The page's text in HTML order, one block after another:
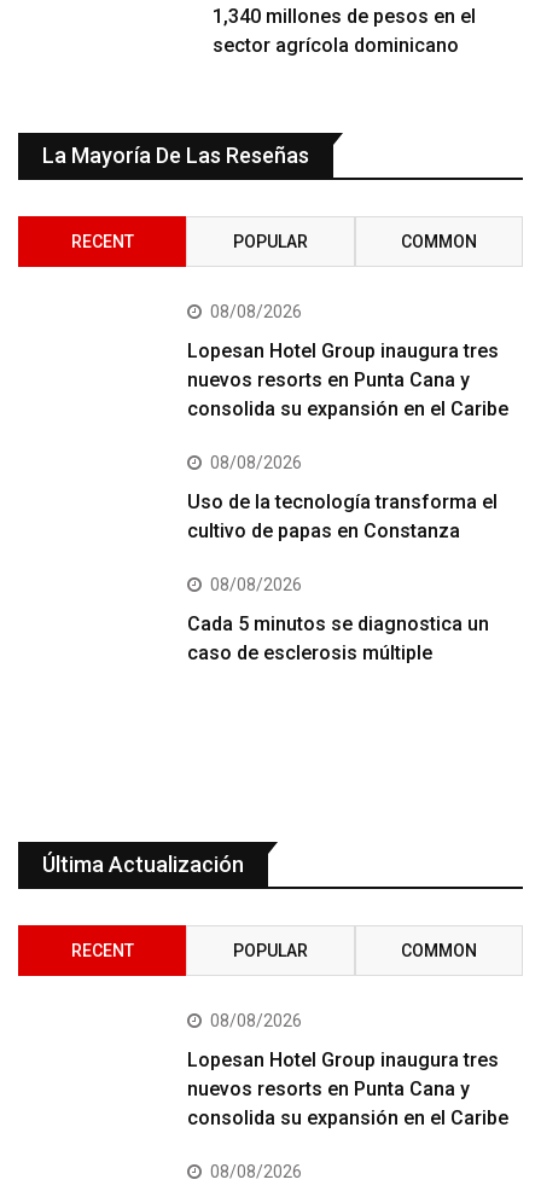
1,340 millones de pesos en el
sector agrícola dominicano
La Mayoría De Las Reseñas
RECENT POPULAR COMMON
08/08/2026
Lopesan Hotel Group inaugura tres
nuevos resorts en Punta Cana y
consolida su expansión en el Caribe
08/08/2026
Uso de la tecnología transforma el
cultivo de papas en Constanza
08/08/2026
Cada 5 minutos se diagnostica un
caso de esclerosis múltiple
Última Actualización
RECENT POPULAR COMMON
08/08/2026
Lopesan Hotel Group inaugura tres
nuevos resorts en Punta Cana y
consolida su expansión en el Caribe
08/08/2026